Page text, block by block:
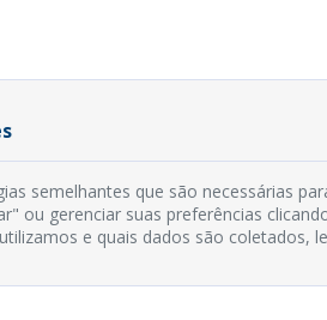
semelhantes que são necessárias
ou gerenciar suas preferências
e quais dados são coletados,